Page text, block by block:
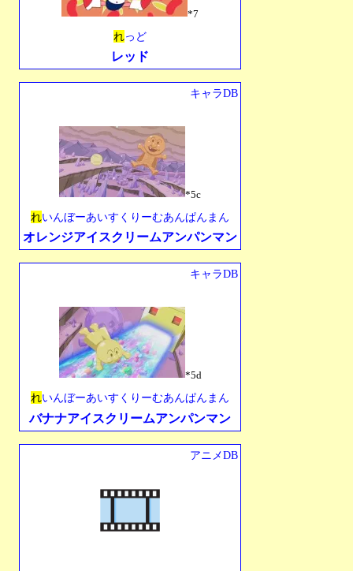
*7
れっど
レッド
キャラDB
*5c
れいんぼーあいすくりーむあんぱんまん
オレンジアイスクリームアンパンマン
キャラDB
*5d
れいんぼーあいすくりーむあんぱんまん
バナナアイスクリームアンパンマン
アニメDB